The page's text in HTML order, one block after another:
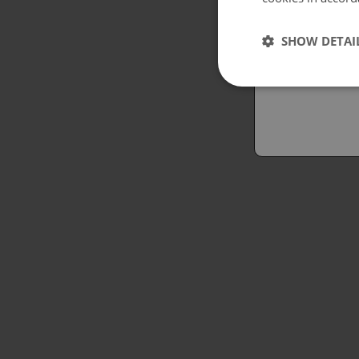
SHOW